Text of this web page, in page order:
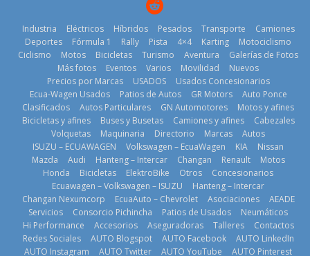
BMW, Toyota,
Bosch y
prueban flota
que usa
gasolina 100%
renovable
25 de julio de
2026
La Vuelta al
Ecuador 2026,
edición 47ª,
recorre 7
provincias en 8
días
1 de agosto de
2026
¿Qué puede
pasar con tu
vehículo si
permanece
varios días sin
usar?
3 de agosto de
2026
Industria Eléctricos Híbridos Pesados Transporte
Camiones
Deportes
Fórmula 1 Rally Pista 4×4 Karting
Motociclismo
Ciclismo
Motos Bicicletas Turismo Aventura
Galerías de Fotos
Más fotos
Eventos Varios Movilidad
Nuevos
Precios por Marcas
USADOS
Usados Concesionarios
Ecua-Wagen Usados
Patios de Autos GR Motors
Auto Ponce
Clasificados
Autos Particulares GN Automotores
Motos y afines
Bicicletas y afines
Buses y Busetas Camiones y afines
Cabezales
Volquetas
Maquinaria Directorio Marcas
Autos
ISUZU – ECUAWAGEN
Volkswagen – EcuaWagen KIA
Nissan
Mazda
Audi Hanteng – Intercar Changan Renault
Motos
Honda
Bicicletas ElektroBike Otros
Concesionarios
Ecuawagen – Volkswagen – ISUZU
Hanteng – Intercar
Changan Nexumcorp
EcuaAuto – Chevrolet Asociaciones
AEADE
Servicios
Consorcio Pichincha Patios de Usados
Neumáticos
Hi Performance
Accesorios Aseguradoras Talleres
Contactos
Redes Sociales
AUTO Blogspot AUTO Facebook
AUTO LinkedIn
AUTO Instagram
AUTO Twitter AUTO YouTube AUTO Pinterest